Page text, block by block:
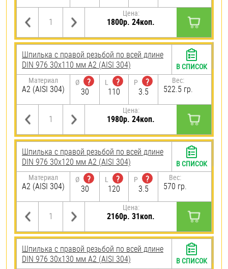
Цена:
1800р. 24коп.
Шпилька с правой резьбой по всей длине
DIN 976 30х110 мм А2 (AISI 304)
Материал
А2 (AISI 304)
Ø
?
30
L
?
110
P
?
3.5
Вес:
522.5 гр.
Цена:
1980р. 24коп.
В СПИСОК
Шпилька с правой резьбой по всей длине
DIN 976 30х120 мм А2 (AISI 304)
Материал
А2 (AISI 304)
Ø
?
30
L
?
120
P
?
3.5
Вес:
570 гр.
Цена:
2160р. 31коп.
В СПИСОК
Шпилька с правой резьбой по всей длине
DIN 976 30х130 мм А2 (AISI 304)
В СПИСОК